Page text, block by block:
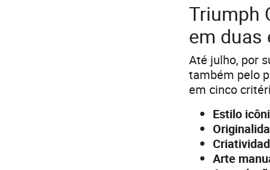
Triumph
em duas
Até julho, por
também pelo
em cinco
Estilo
Arte